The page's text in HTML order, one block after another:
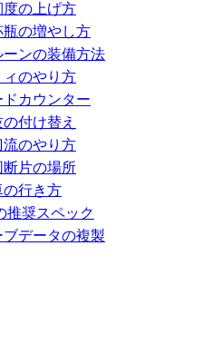
度の上げ方
瓶の増やし方
ーンの装備方法
ィのやり方
ドカウンター
付け替え
流のやり方
断片の場所
の行き方
推奨スペック
ブデータの複製